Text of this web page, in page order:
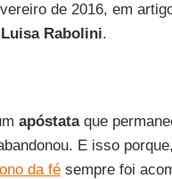
de 2016, em
Luisa Rabolini.
apóstataque
E isso
da fésempre foi